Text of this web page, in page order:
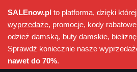
SALEnow.pl to platforma, dzięki
wyprzedaże, promocje, kody
odzież damską, buty damskie,
Sprawdź koniecznie nasze
nawet do 70%.